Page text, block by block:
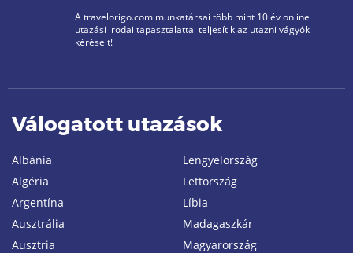
A travelorigo.com munkatársai több mint 10 év online
utazási irodai tapasztalattal teljesítik az utazni vágyók
kéréseit!
Válogatott utazások
Albánia
Algéria
Argentína
Ausztrália
Ausztria
Lengyelország
Lettország
Líbia
Madagaszkár
Magyarország